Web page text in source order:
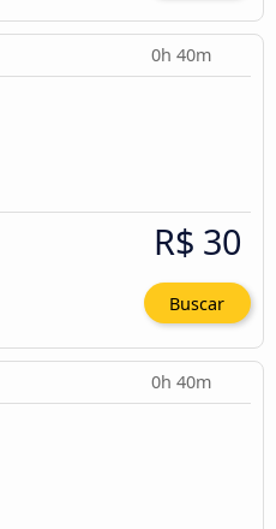
0h 40m
R$ 30
Buscar
0h 40m